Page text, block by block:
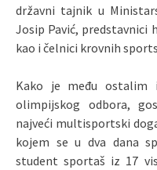
državni tajnik u
Josip Pavić, predstavnici
kao i čelnici krovnih
Kako je među ostalim
olimpijskog odbora,
najveći multisportski
kojem se u dva dana
student sportaš iz 17